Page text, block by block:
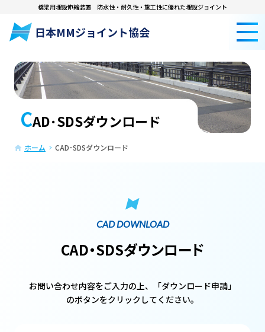
日本MMジョイント協会
橋梁用埋設伸縮装置 防水性・耐久性・施工性に優れた埋設ジョイント
CAD･SDSダウンロード
ホーム CAD･SDSダウンロード
CAD DOWNLOAD
CAD・SDSダウンロード
お問い合わせ内容をご入力の上、「ダウンロード申請」
のボタンをクリックしてください。